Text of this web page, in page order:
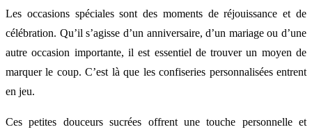
Les occasions spéciales sont des moments de réjouissance et de
célébration. Qu’il s’agisse d’un anniversaire, d’un mariage ou d’une
autre occasion importante, il est essentiel de trouver un moyen de
marquer le coup. C’est là que les confiseries personnalisées entrent
en jeu.
Ces petites douceurs sucrées offrent une touche personnelle et